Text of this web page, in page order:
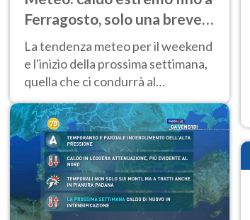
Ferragosto, solo una breve
pausa. Ecco dove
La tendenza meteo per il weekend
e l'inizio della prossima settimana,
quella che ci condurrà al
Ferragosto, vede ancora
temperature molto elevate